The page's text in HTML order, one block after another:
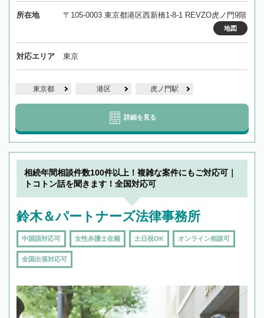
所在地 〒105-0003 東京都港区西新橋1-8-1 REVZO虎ノ門9階
地図
対応エリア 東京
東京都 港区 虎ノ門駅
詳細を見る
相続年間相談件数100件以上！複雑な案件にもご対応可｜
トコトン話を聞きます！全国対応可
鈴木＆パートナーズ法律事務所
中国語対応可 女性弁護士在籍 土日祝OK オンライン相談可
全国出張対応可